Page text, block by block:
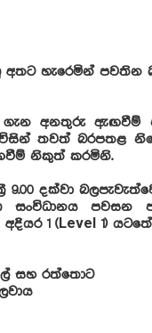
හැරෙමින් පවතින
ගැන අනතුරු
විසින් තවත් බරපතළ
නිකුත් කරමිනි.
9.00 දක්වා
සංවිධානය පවසන
1 (Level 1)
සහ රත්තොට